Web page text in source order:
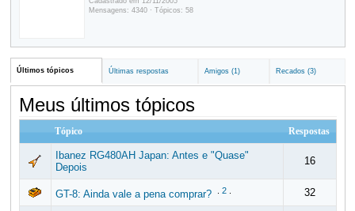
Mensagens: 4340 · Tópicos: 58
Últimos tópicos Últimas respostas Amigos (1) Recados (3)
Meus últimos tópicos
Tópico Respostas
Ibanez RG480AH Japan: Antes e "Quase"
Depois
16
GT-8: Ainda vale a pena comprar? 2. 32